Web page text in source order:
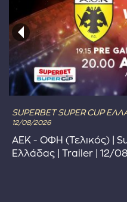
SUPERBET SUPER CUP
12/08/2026
ΑΕΚ - ΟΦΗ (Τελικός) |
Ελλάδας | Trailer | 12/